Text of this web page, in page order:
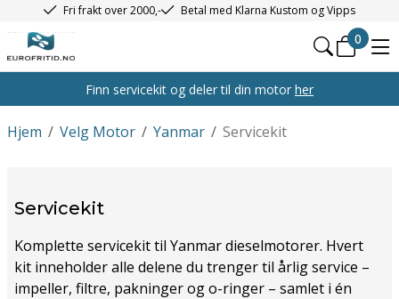
Fri frakt over 2000,- Betal med Klarna Kustom og Vipps
0
Finn servicekit og deler til din motor her
/
Hjem /
Velg Motor /
Yanmar Servicekit
Servicekit
Komplette servicekit til Yanmar dieselmotorer. Hvert
kit inneholder alle delene du trenger til årlig service –
impeller, filtre, pakninger og o-ringer – samlet i én